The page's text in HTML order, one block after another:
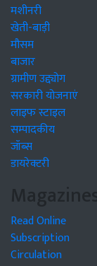
मशीनरी
खेती-बाड़ी
मौसम
बाजार
ग्रामीण उद्द्योग
सरकारी योजनाएं
लाइफ स्टाइल
सम्पादकीय
जॉब्स
डायरेक्टरी
Magazines
Read Online
Subscription
Circulation